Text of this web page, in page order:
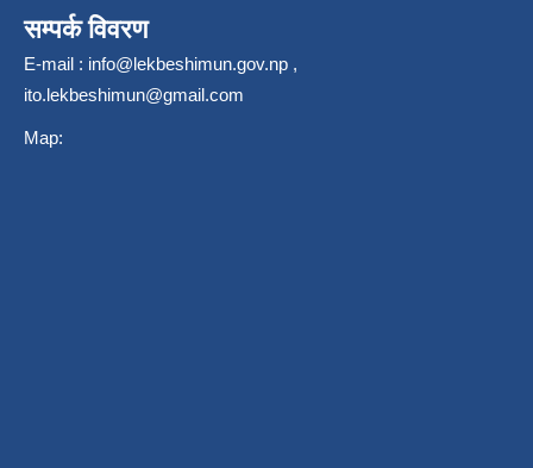
सम्पर्क विवरण
E-mail : info@lekbeshimun.gov.np ,
ito.lekbeshimun@gmail.com
Map: